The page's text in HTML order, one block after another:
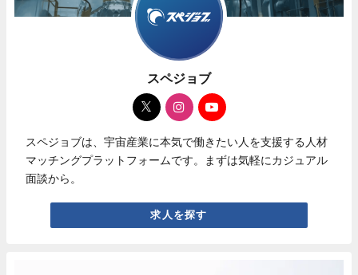
スペジョブ
スペジョブは、宇宙産業に本気で働きたい人を支援する人材
マッチングプラットフォームです。まずは気軽にカジュアル
面談から。
求人を探す